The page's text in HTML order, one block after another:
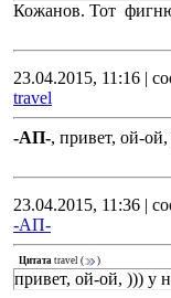
Кожанов. Тот фигню
23.04.2015, 11:16 |
travel
-АП-, привет, ой-
23.04.2015, 11:36 |
-АП-
Цитата travel ( )
привет, ой-ой, ))) у